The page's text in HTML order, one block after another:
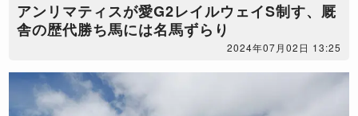
アンリマティスが愛G2レイルウェイS制す、厩
舎の歴代勝ち馬には名馬ずらり
2024年07月02日 13:25